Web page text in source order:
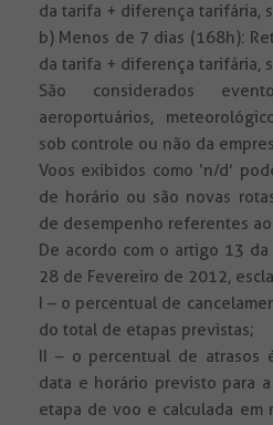
da tarifa + diferença tarifária,
b) Menos de 7 dias (168h):
da tarifa + diferença tarifária,
São considerados
aeroportuários,
sob controle ou não da
Voos exibidos como ‘n/d’
de horário ou são novas
de desempenho referentes
De acordo com o artigo 13
28 de Fevereiro de 2012,
I – o percentual de
do total de etapas previstas;
II – o percentual de atrasos
data e horário previsto para
etapa de voo e calculada em